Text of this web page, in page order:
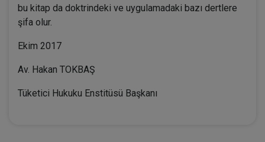
bu kitap da doktrindeki ve uygulamadaki bazı dertlere
şifa olur.
Ekim 2017
Av. Hakan TOKBAŞ
Tüketici Hukuku Enstitüsü Başkanı